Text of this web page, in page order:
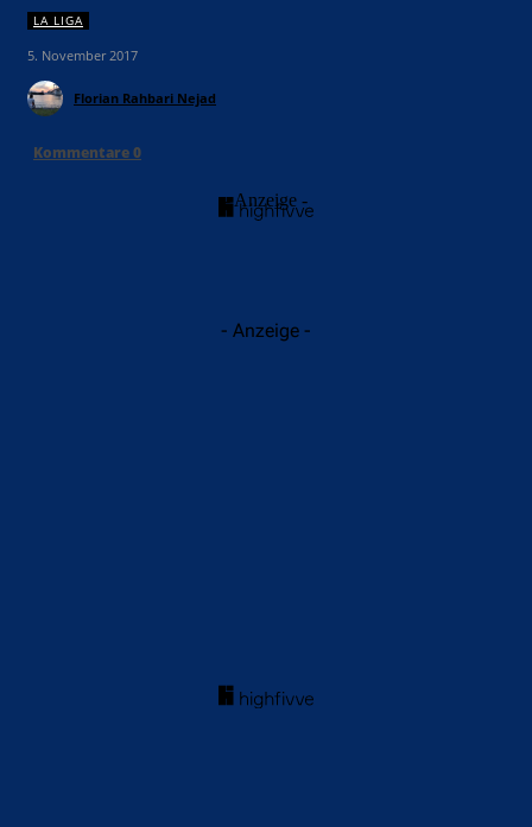
LA LIGA
5. November 2017
Florian Rahbari Nejad
Kommentare0
- Anzeige -
- Anzeige -